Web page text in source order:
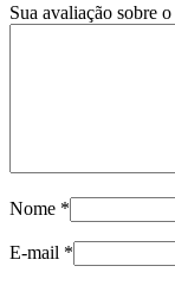
Sua avaliação sobre
Nome *
E-mail *